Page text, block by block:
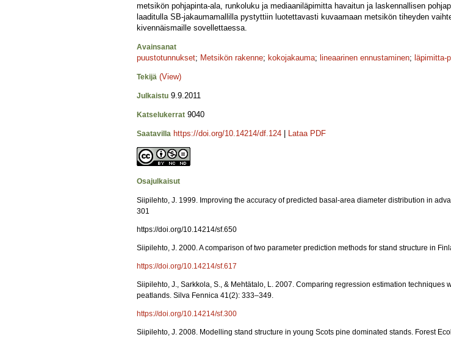
metsikön pohjapinta-ala, runkoluku ja mediaaniläpimitta havaitun ja laskennallisen
laaditulla SB-jakaumamallilla pystyttiin luotettavasti kuvaamaan metsikön tiheyden
kivennäismaille sovellettaessa.
Avainsanat
puustotunnukset; Metsikön rakenne; kokojakauma; lineaarinen ennustaminen; läpimitta-
Tekijä (View)
Julkaistu 9.9.2011
Katselukerrat 9040
Saatavilla https://doi.org/10.14214/df.124 Lataa PDF
Osajulkaisut
Siipilehto, J. 1999. Improving the accuracy of predicted basal-area diameter distribution in
301
https://doi.org/10.14214/sf.650
Siipilehto, J. 2000. A comparison of two parameter prediction methods for stand structure in
https://doi.org/10.14214/sf.617
Siipilehto, J., Sarkkola, S., & Mehtätalo, L. 2007. Comparing regression estimation
peatlands. Silva Fennica 41(2): 333–349.
https://doi.org/10.14214/sf.300
Siipilehto, J. 2008. Modelling stand structure in young Scots pine dominated stands. Forest